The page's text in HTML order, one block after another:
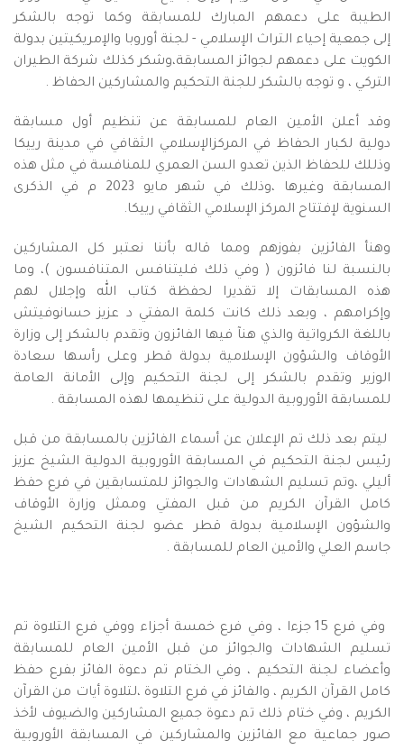
الطيبة على دعمهم المبارك للمسابقة وكما توجه بالشكر
إلى جمعية إحياء التراث الإسلامي - لجنة أوروبا والإمريكيتين بدولة
الكويت على دعمهم لجوائز المسابقة،وشكر كذلك شركة الطيران
التركي ، و توجه بالشكر للجنة التحكيم والمشاركين الحفاظ .
وقد أعلن الأمين العام للمسابقة عن تنظيم أول مسابقة
دولية لكبار الحفاظ في المركزالإسلامي الثقافي في مدينة رييكا
وذللك للحفاظ الذين تعدو السن العمري للمنافسة في مثل هذه
المسابقة وغيرها ،وذلك في شهر مايو 2023 م في الذكرى
السنوية لإفتتاح المركز الإسلامي الثقافي رييكا.
وهنأ الفائزين بفوزهم ومما قاله بأننا نعتبر كل المشاركين
بالنسبة لنا فائزون ( وفي ذلك فليتنافس المتنافسون )، وما
هذه المسابقات إلا تقديرا لحفظة كتاب الله وإجلال لهم
وإكرامهم ، وبعد ذلك كانت كلمة المفتي د عزيز حسانوفيتش
باللغة الكرواتية والذي هنآ فيها الفائزون وتقدم بالشكر إلى وزارة
الأوقاف والشؤون الإسلامية بدولة قطر وعلى رأسها سعادة
الوزير وتقدم بالشكر إلى لجنة التحكيم وإلى الأمانة العامة
للمسابقة الأوروبية الدولية على تنظيمها لهذه المسابقة .
ليتم بعد ذلك تم الإعلان عن أسماء الفائزين بالمسابقة من قبل
رئيس لجنة التحكيم في المسابقة الأوروبية الدولية الشيخ عزيز
أليلي ،وتم تسليم الشهادات والجوائز للمتسابقين في فرع حفظ
كامل القرآن الكريم من قبل المفتي وممثل وزارة الأوقاف
والشؤون الإسلامية بدولة قطر عضو لجنة التحكيم الشيخ
جاسم العلي والأمين العام للمسابقة .
وفي فرع 15 جزءا ، وفي فرع خمسة أجزاء ووفي فرع التلاوة تم
تسليم الشهادات والجوائز من قبل الأمين العام للمسابقة
وأعضاء لجنة التحكيم ، وفي الختام تم دعوة الفائز بفرع حفظ
كامل القرآن الكريم ، والفائز في فرع التلاوة ،لتلاوة أيات من القرآن
الكريم ، وفي ختام ذلك تم دعوة جميع المشاركين والضيوف لأخذ
صور جماعية مع الفائزين والمشاركين في المسابقة الأوروبية